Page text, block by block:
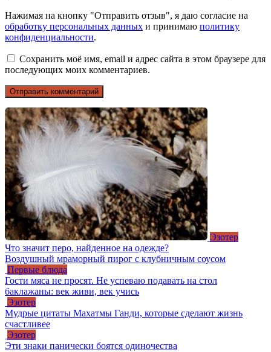
Нажимая на кнопку "Отправить отзыв", я даю согласие на
обработку персональных данных и принимаю политику
конфиденциальности.
Сохранить моё имя, email и адрес сайта в этом браузере для
последующих моих комментариев.
Эзотер
Что значит перо, найденное на одежде?
Воздушный мраморный пирог с клубничным соусом
Первые блюда
Гости мяса не просят. Не успеваю подавать на стол
баклажаны: век живи, век учись
Эзотер
Мудрые цитаты Махатмы Ганди, которые сделают жизнь
счастливее
Эзотер
Эти знаки панически боятся одиночества